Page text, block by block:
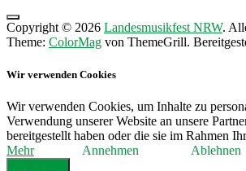
Copyright © 2026 Landesmusikfest NRW.
Theme: ColorMag von ThemeGrill.
Wir verwenden Cookies
Wir verwenden Cookies, um Inhalte zu
Verwendung unserer Website an unsere
bereitgestellt haben oder die sie im Rahmen
Mehr
Annehmen Ablehnen